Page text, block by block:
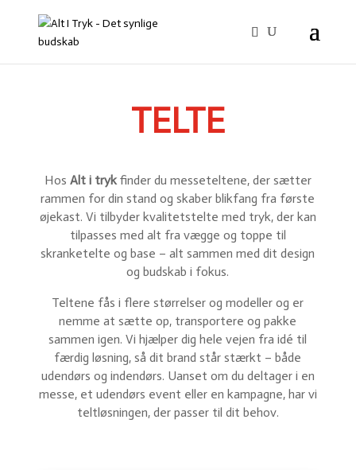
TELTE
Hos Alt i trykfinder du messeteltene, der sætter
rammen for din stand og skaber blikfang fra første
øjekast. Vi tilbyder kvalitetstelte med tryk, der kan
tilpasses med alt fra vægge og toppe til
skranketelte og base – alt sammen med dit design
og budskab i fokus.
Teltene fås i flere størrelser og modeller og er
nemme at sætte op, transportere og pakke
sammen igen. Vi hjælper dig hele vejen fra idé til
færdig løsning, så dit brand står stærkt – både
udendørs og indendørs. Uanset om du deltager i en
messe, et udendørs event eller en kampagne, har vi
teltløsningen, der passer til dit behov.